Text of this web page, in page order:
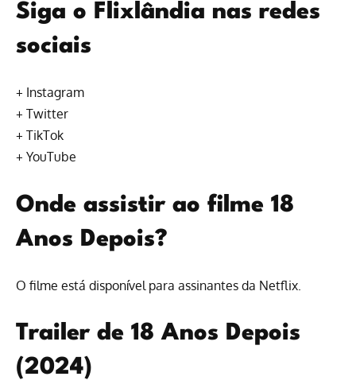
Siga o Flixlândia nas redes
sociais
+ Instagram
+ Twitter
+ TikTok
+ YouTube
Onde assistir ao filme 18
Anos Depois?
O filme está disponível para assinantes da Netflix
Trailer de 18 Anos Depois
(2024)